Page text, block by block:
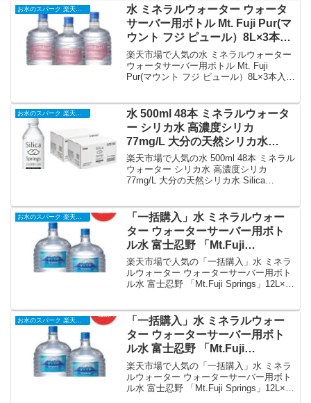
ます。ぜひこの機会にお試しください。
お水のスパーク 楽天市場店
水 ミネラルウォーター ウォータ
サーバー用ボトル Mt. Fuji Pur(マ
ウント フジ ピュール）8L×3本入
り 純水 PFAS検査済｜価格・送
料・ポイント還元まとめ
楽天市場で人気の水 ミネラルウォーター
ウォータサーバー用ボトル Mt. Fuji
Pur(マウント フジ ピュール）8L×3本入り
（送料別・ポイント1倍）。実ユーザーレ
ビュー0件・平均評価0の商品情報・購入
方法まとめ。
水 500ml 48本 ミネラルウォータ
ー シリカ水 高濃度シリカ
77mg/L 大分の天然シリカ水
Silica Springs 500ml×24本入り 2
箱 炭酸水素イオン含有 弱アルカ
リ性｜価格・送料・ポイント還元
楽天市場で人気の水 500ml 48本 ミネラル
ウォーター シリカ水 高濃度シリカ
77mg/L 大分の天然シリカ水 Silica
のスパーク 楽天市場店から6,580円で販
売中（送料別・ポイント1倍）。実ユーザ
ーレビュー0件・平均評価0の商品情報・
購入方法まとめ。
お水のスパーク 楽天市場店
「一括購入」水 ミネラルウォー
ター ウォーターサーバー用ボト
ル水 富士忍野 「Mt.Fuji
Springs」12L×2本入り/12セット
(24本) バナジウム天然水 軟水 シ
リカ水 富士山 忍野 ウォーターサ
イント還元まとめ
楽天市場で人気の「一括購入」水 ミネラ
ルウォーター ウォーターサーバー用ボト
ル水 富士忍野 「Mt.Fuji Springs」12L×2
ーバーボトル水を徹底解説。お水のスパ
ーク 楽天市場店から38,880円で販売中
（送料別・ポイント1倍）。実ユーザーレ
ビュー0件・平均評価0の商品情報・購入
方法まとめ。
お水のスパーク 楽天市場店
「一括購入」水 ミネラルウォー
ター ウォーターサーバー用ボト
ル水 富士忍野 「Mt.Fuji
Springs」12L×2本入り/6セット
(12本) バナジウム天然水 軟水 シ
リカ水 富士山 忍野 ウォーターサ
楽天市場で人気の「一括購入」水 ミネラ
ルウォーター ウォーターサーバー用ボト
ル水 富士忍野 「Mt.Fuji Springs」12L×2